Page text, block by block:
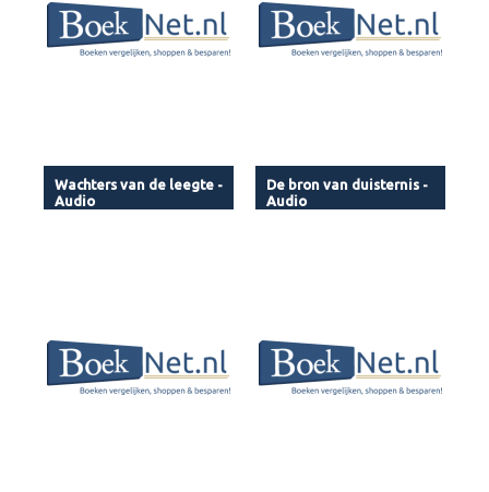
Wachters van de leegte -
Audio
De bron van duisternis -
Audio